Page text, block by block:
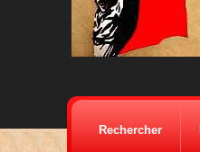
Rechercher